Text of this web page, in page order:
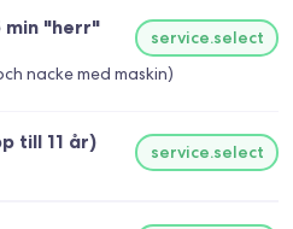
min "herr"
service.select
nacke med maskin)
till 11 år) service.select